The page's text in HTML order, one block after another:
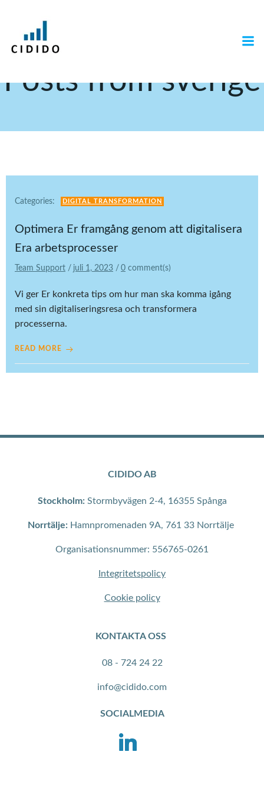
Posts from sverige
Categories: DIGITAL TRANSFORMATION
Optimera Er framgång genom att digitalisera
Era arbetsprocesser
Team Support / juli 1, 2023 / 0 comment(s)
Vi ger Er konkreta tips om hur man ska komma igång
med sin digitaliseringsresa och transformera
processerna.
READ MORE
CIDIDO AB
Stockholm: Stormbyvägen 2-4, 16355 Spånga
Norrtälje: Hamnpromenaden 9A, 761 33 Norrtälje
Organisationsnummer: 556765-0261
Integritetspolicy
Cookie policy
KONTAKTA OSS
08 - 724 24 22
info@cidido.com
SOCIALMEDIA